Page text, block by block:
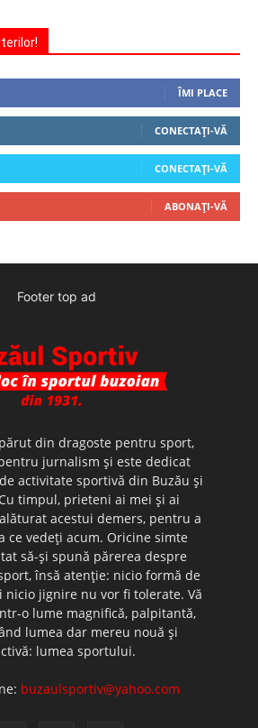
ÎMI PLACE
CONECTAȚI-VĂ
CONECTAȚI-VĂ
ABONAȚI-VĂ
Footer top ad
din dragoste pentru sport,
jurnalism şi este dedicat
activitate sportivă din Buzău şi
timpul, prieteni ai mei şi ai
acestui demers, pentru a
ce vedeţi acum. Oricine simte
să-şi spună părerea despre
însă atenţie: nicio formă de
nicio jignire nu vor fi tolerate. Vă
o lume magnifică, palpitantă,
lumea dar mereu nouă şi
lumea sportului.
buzaulsportiv@yahoo.com